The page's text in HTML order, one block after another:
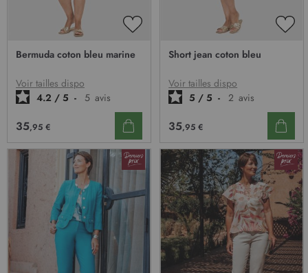
À
MA
D’ENVIE
Bermuda coton bleu marine
Voir tailles dispo
4.2 / 5 - 5 avis
35,95 €
Short jean coton bleu
Voir tailles dispo
5 / 5 - 2 avis
35,95 €